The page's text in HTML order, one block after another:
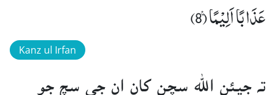
عَذَابًا اَلِیْمًا۠ (8)
Kanz ul Irfan
ته جيئن الله سچن کان ان جي سچ جو